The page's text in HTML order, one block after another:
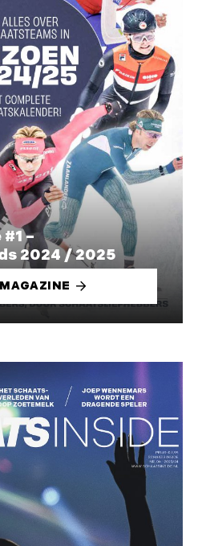
–
2024 / 2025